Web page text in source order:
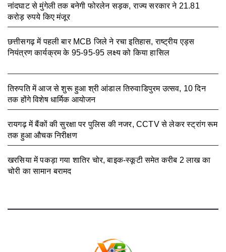
नांदघाट से मुंगेली तक बनेगी फोरलेन सड़क, राज्य सरकार ने 21.81
करोड़ रुपये किए मंजूर
छत्तीसगढ़ में पहली बार MCB जिले ने रचा इतिहास, राष्ट्रीय एड्स
नियंत्रण कार्यक्रम के 95-95-95 लक्ष्य को किया हासिल
तिरुपति में आज से शुरू हुआ श्री आंडाल तिरुवाडिपुरम उत्सव, 10 दिन
तक होंगे विशेष धार्मिक आयोजन
रायगढ़ में बैंकों की सुरक्षा पर पुलिस की नजर, CCTV से लेकर स्ट्रांग रूम
तक हुआ औचक निरीक्षण
खरसिया में पकड़ा गया शातिर चोर, बाइक-स्कूटी समेत करीब 2 लाख का
चोरी का सामान बरामद